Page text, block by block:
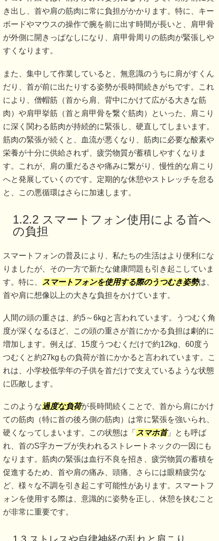
き出し、首や肩の筋肉に常に負担がかかります。特に、キー
ボードやマウスの操作で腕を前に出す時間が長いと、肩甲骨
が外側に開きっぱなしになり、肩甲骨周りの筋肉が緊張しや
すくなります。
また、集中して作業していると、無意識のうちに肩がすくん
だり、首が前に出たりする姿勢が長時間続きがちです。これ
により、僧帽筋（首から肩、背中にかけて広がる大きな筋
肉）や肩甲挙筋（首と肩甲骨を繋ぐ筋肉）といった、肩こり
に深く関わる筋肉が持続的に緊張し、硬直してしまいます。
筋肉の緊張が続くと、血流が悪くなり、筋肉に必要な酸素や
栄養が十分に供給されず、疲労物質が蓄積しやすくなりま
す。これが、肩の重だるさや痛みに繋がり、慢性的な肩こり
へと発展していくのです。定期的な休憩やストレッチを怠る
と、この悪循環はさらに加速します。
1.2.2 スマートフォン使用による首へ
の負担
スマートフォンの普及により、私たちの生活はより便利にな
りましたが、その一方で新たな健康問題も引き起こしていま
す。特に、
スマートフォンを使用する際のうつむき姿勢は、
首や肩に想像以上の大きな負担をかけています。
人間の頭の重さは、約5～6kgと言われています。うつむく角
度が深くなるほど、この頭の重さが首にかかる負担は劇的に
増加します。例えば、15度うつむくだけで約12kg、60度う
つむくと約27kgもの負荷が首にかかると言われています。こ
れは、小学校低学年の子供を首だけで支えているような状態
に匹敵します。
このような過度な負荷が長時間続くことで、首から肩にかけ
ての筋肉（特に首の後ろ側の筋肉）は常に緊張を強いられ、
硬くなってしまいます。この状態は「 スマホ首」とも呼ば
れ、首のS字カーブが失われるストレートネックの一因にも
なります。筋肉の緊張は血行不良を招き、疲労物質の蓄積を
促進するため、首や肩の痛み、頭痛、さらには眼精疲労な
ど、様々な不調を引き起こす可能性があります。スマートフ
ォンを使用する際は、意識的に姿勢を正し、休憩を挟むこと
が非常に重要です。